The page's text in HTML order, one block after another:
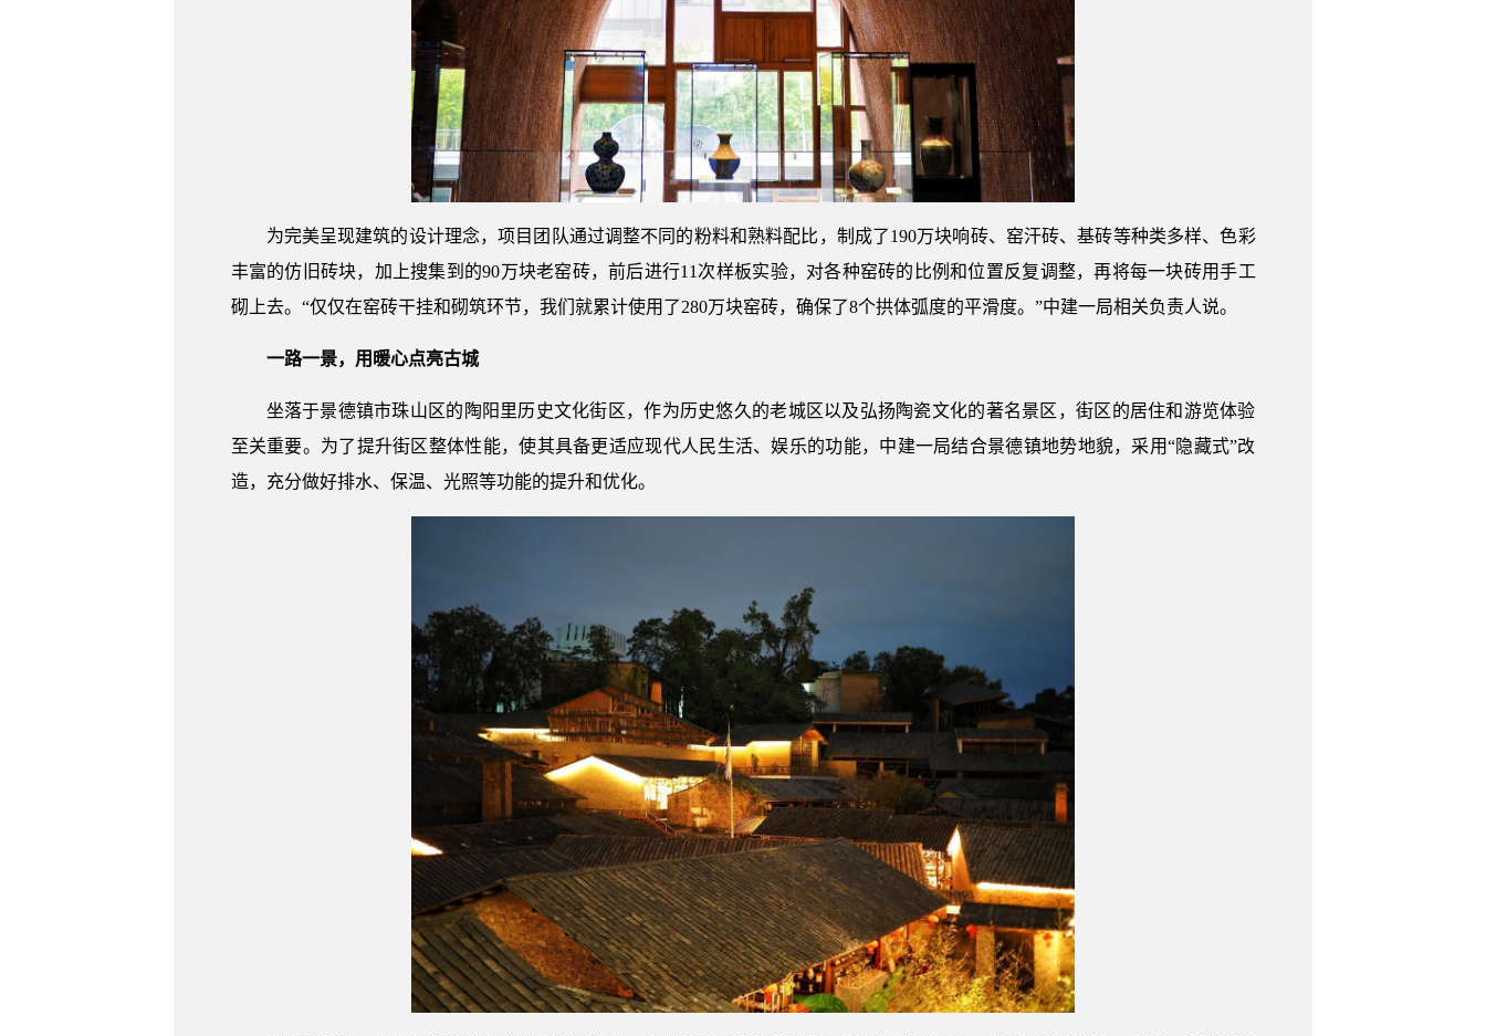
为完美呈现建筑的设计理念，项目团队通过调整不同的粉料和熟料配比，制成了190万块响砖、窑汗砖、基砖等种类多样、色彩
丰富的仿旧砖块，加上搜集到的90万块老窑砖，前后进行11次样板实验，对各种窑砖的比例和位置反复调整，再将每一块砖用手工
砌上去。“仅仅在窑砖干挂和砌筑环节，我们就累计使用了280万块窑砖，确保了8个拱体弧度的平滑度。”中建一局相关负责人说。
一路一景，用暖心点亮古城
坐落于景德镇市珠山区的陶阳里历史文化街区，作为历史悠久的老城区以及弘扬陶瓷文化的著名景区，街区的居住和游览体验
至关重要。为了提升街区整体性能，使其具备更适应现代人民生活、娱乐的功能，中建一局结合景德镇地势地貌，采用“隐藏式”改
造，充分做好排水、保温、光照等功能的提升和优化。